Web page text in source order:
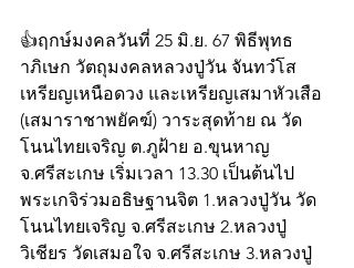
👍ฤกษ์มงคลวันที่ 25 มิ.ย. 67 พิธีพุทธ
าภิเษก วัตถุมงคลหลวงปู่วัน จันทวํโส
เหรียญเหนือดวง และเหรียญเสมาหัวเสือ
(เสมาราชาพยัคฆ์) วาระสุดท้าย ณ วัด
โนนไทยเจริญ ต.ภูฝ้าย อ.ขุนหาญ
จ.ศรีสะเกษ เริ่มเวลา 13.30 เป็นต้นไป
พระเกจิร่วมอธิษฐานจิต 1.หลวงปู่วัน วัด
โนนไทยเจริญ จ.ศรีสะเกษ 2.หลวงปู่
วิเชียร วัดเสมอใจ จ.ศรีสะเกษ 3.หลวงปู่